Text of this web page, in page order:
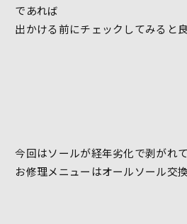
であれば
出かける前にチェックしてみると
今回はソールが経年劣化で剥がれ
お修理メニューはオールソール交換